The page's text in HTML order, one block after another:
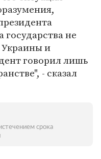
не
Украины и
говорил лишь
- сказал
срока